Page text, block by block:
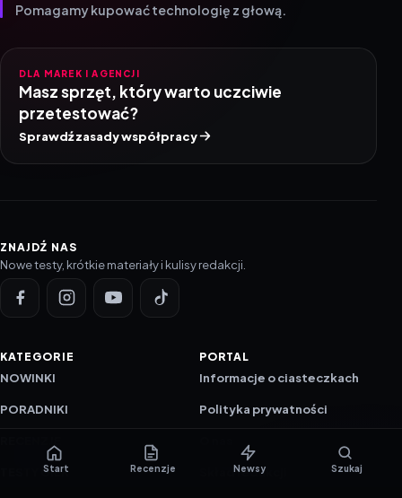
Pomagamy kupować technologię z głową.
DLA MAREK I AGENCJI
Masz sprzęt, który warto uczciwie
przetestować?
Sprawdź zasady współpracy
ZNAJDŹ NAS
Nowe testy, krótkie materiały i kulisy redakcji.
KATEGORIE
NOWINKI
PORADNIKI
TESTY GIER
PORTAL
Informacje o ciasteczkach
Polityka prywatności
Skład redakcji
Start Recenzje Newsy Szukaj